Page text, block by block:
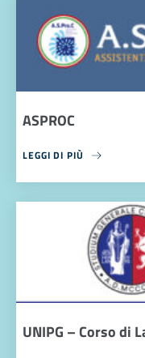
ASPROC
LEGGI DI PIÙ
UNIPG – Corso di